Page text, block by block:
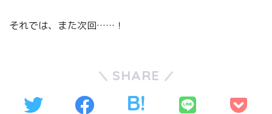
それでは、また次回……！
SHARE